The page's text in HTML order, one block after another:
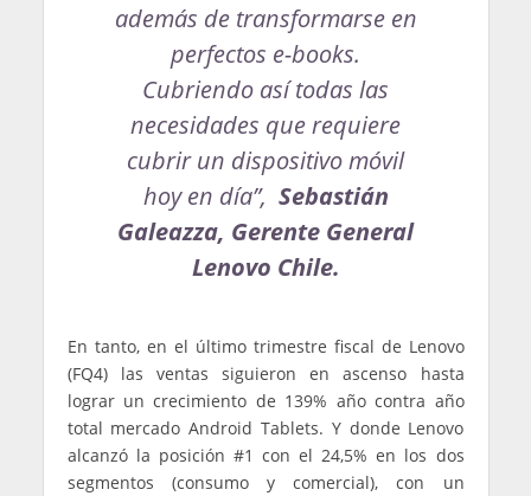
además de transformarse en
perfectos e-books.
Cubriendo así todas las
necesidades que requiere
cubrir un dispositivo móvil
hoy en día”, Sebastián
Galeazza, Gerente General
Lenovo Chile.
En tanto, en el último trimestre fiscal de Lenovo
(FQ4) las ventas siguieron en ascenso hasta
lograr un crecimiento de 139% año contra año
total mercado Android Tablets. Y donde Lenovo
alcanzó la posición #1 con el 24,5% en los dos
segmentos (consumo y comercial), con un